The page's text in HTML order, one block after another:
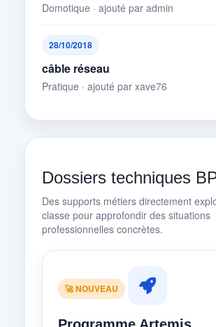
Domotique · ajouté par admin
28/10/2018
câble réseau
Pratique · ajouté par xave76
Dossiers techniques
Des supports métiers directement
classe pour approfondir des situations
professionnelles concrètes.
🚀 NOUVEAU